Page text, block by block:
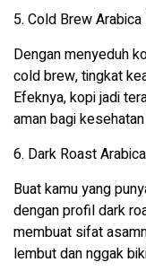
5. Cold Brew
Dengan menyeduh
cold brew, tingkat
Efeknya, kopi jadi
aman bagi
6. Dark Roast
Buat kamu yang
dengan profil dark
membuat sifat
lembut dan nggak